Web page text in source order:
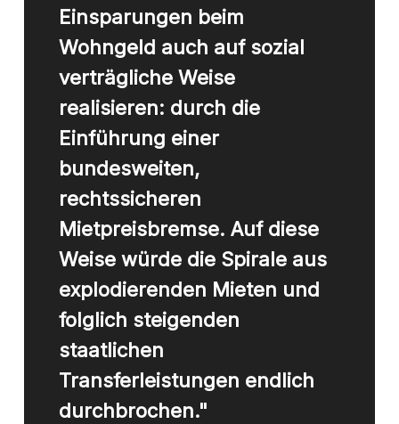
Einsparungen beim
Wohngeld auch auf sozial
verträgliche Weise
realisieren: durch die
Einführung einer
bundesweiten,
rechtssicheren
Mietpreisbremse. Auf diese
Weise würde die Spirale aus
explodierenden Mieten und
folglich steigenden
staatlichen
Transferleistungen endlich
durchbrochen."